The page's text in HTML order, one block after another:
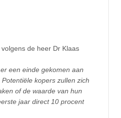
de heer Dr Klaas
een einde gekomen aan
kopers zullen zich
of de waarde van hun
jaar direct 10 procent